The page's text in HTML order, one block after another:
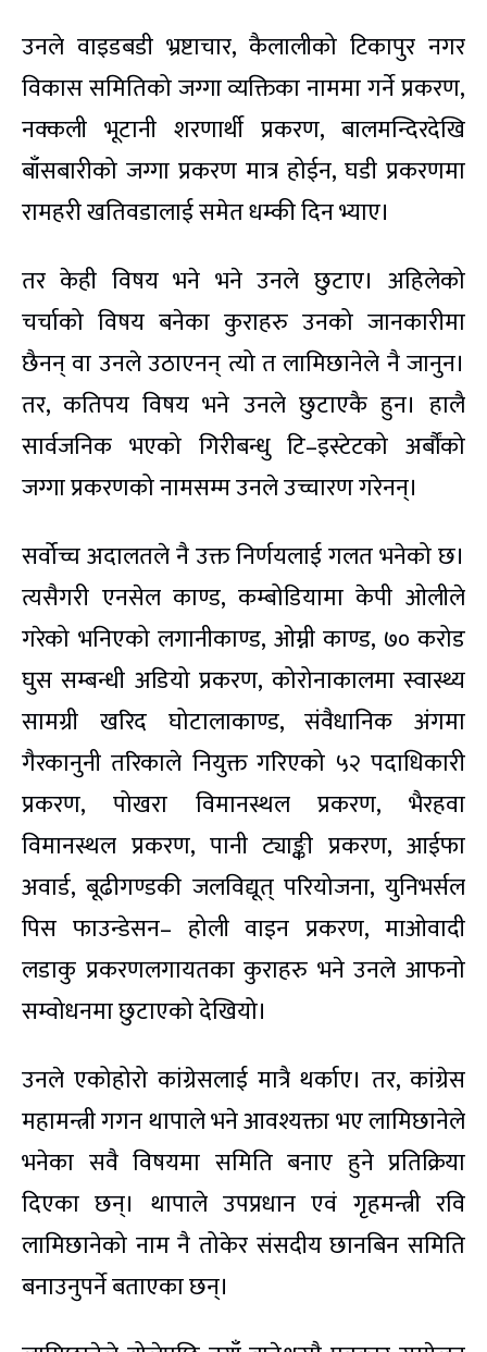
उनले वाइडबडी भ्रष्टाचार, कैलालीको टिकापुर नगर
विकास समितिको जग्गा व्यक्तिका नाममा गर्ने प्रकरण,
नक्कली भूटानी शरणार्थी प्रकरण, बालमन्दिरदेखि
बाँसबारीको जग्गा प्रकरण मात्र होईन, घडी प्रकरणमा
रामहरी खतिवडालाई समेत धम्की दिन भ्याए।
तर केही विषय भने भने उनले छुटाए। अहिलेको
चर्चाको विषय बनेका कुराहरु उनको जानकारीमा
छैनन् वा उनले उठाएनन् त्यो त लामिछानेले नै जानुन।
तर, कतिपय विषय भने उनले छुटाएकै हुन। हालै
सार्वजनिक भएको गिरीबन्धु टि–इस्टेटको अर्बौंको
जग्गा प्रकरणको नामसम्म उनले उच्चारण गरेनन्।
सर्वोच्च अदालतले नै उक्त निर्णयलाई गलत भनेको छ।
त्यसैगरी एनसेल काण्ड, कम्बोडियामा केपी ओलीले
गरेको भनिएको लगानीकाण्ड, ओम्नी काण्ड, ७० करोड
घुस सम्बन्धी अडियो प्रकरण, कोरोनाकालमा स्वास्थ्य
सामग्री खरिद घोटालाकाण्ड, संवैधानिक अंगमा
गैरकानुनी तरिकाले नियुक्त गरिएको ५२ पदाधिकारी
प्रकरण, पोखरा विमानस्थल प्रकरण, भैरहवा
विमानस्थल प्रकरण, पानी ट्याङ्की प्रकरण, आईफा
अवार्ड, बूढीगण्डकी जलविद्यूत् परियोजना, युनिभर्सल
पिस फाउन्डेसन– होली वाइन प्रकरण, माओवादी
लडाकु प्रकरणलगायतका कुराहरु भने उनले आफनो
सम्वोधनमा छुटाएको देखियो।
उनले एकोहोरो कांग्रेसलाई मात्रै थर्काए। तर, कांग्रेस
महामन्त्री गगन थापाले भने आवश्यक्ता भए लामिछानेले
भनेका सवै विषयमा समिति बनाए हुने प्रतिक्रिया
दिएका छन्। थापाले उपप्रधान एवं गृहमन्त्री रवि
लामिछानेको नाम नै तोकेर संसदीय छानबिन समिति
बनाउनुपर्ने बताएका छन्।